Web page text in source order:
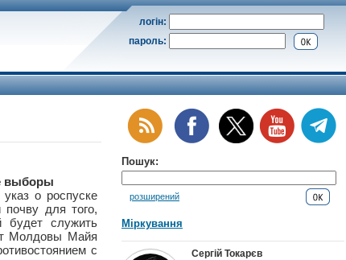
логін:
пароль:
выборы
о роспуске
для того,
будет служить
Молдовы Майя
с
Пошук:
розширений
Міркування
Сергій Токарєв